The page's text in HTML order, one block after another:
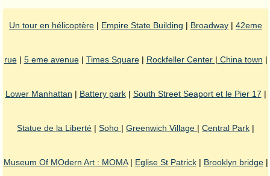
Un tour en hélicoptère | Empire State Building | Broadway | 42eme
rue| 5 eme avenue| Times Square| Rockfeller Center | China town |
Lower Manhattan | Battery park| South Street Seaport et le Pier 17 |
Statue de la Liberté | Soho | Greenwich Village | Central Park |
Museum Of MOdern Art : MOMA| Eglise St Patrick| Brooklyn bridge|